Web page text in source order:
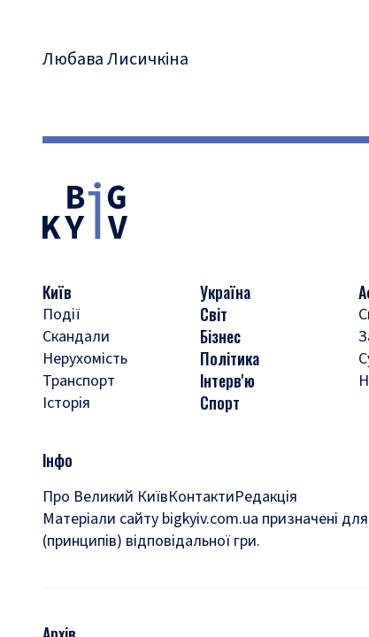
Любава Лисичкіна
Київ
Події
Скандали
Нерухомість
Транспорт
Історія
Україна
Світ
Бізнес
Політика
Інтерв'ю
Спорт
Інфо
Про Великий КиївКонтактиРедакція
Матеріали сайту bigkyiv.com.ua призначені
(принципів) відповідальної гри.